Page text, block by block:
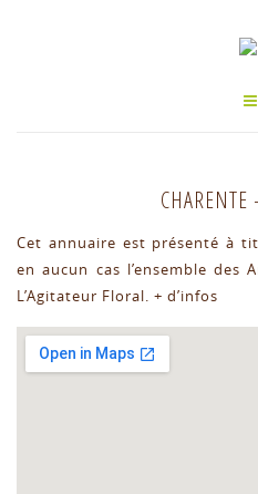
CHARENTE -
Cet annuaire est présenté à
en aucun cas l’ensemble des
L’Agitateur Floral. + d’infos